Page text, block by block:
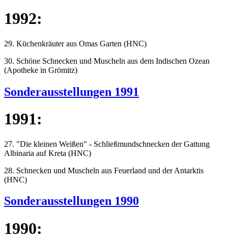
1992:
29. Küchenkräuter aus Omas Garten (HNC)
30. Schöne Schnecken und Muscheln aus dem Indischen Ozean
(Apotheke in Grömitz)
Sonderausstellungen 1991
1991:
27. "Die kleinen Weißen" - Schließmundschnecken der Gattung
Albinaria auf Kreta (HNC)
28. Schnecken und Muscheln aus Feuerland und der Antarktis
(HNC)
Sonderausstellungen 1990
1990: